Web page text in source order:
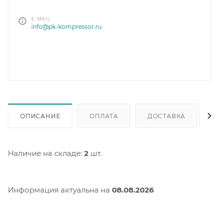
E-MAIL
info@pk-kompressor.ru
ОПИСАНИЕ ОПЛАТА ДОСТАВКА
Наличие на складе: 2 шт.
Информация актуальна на 08.08.2026